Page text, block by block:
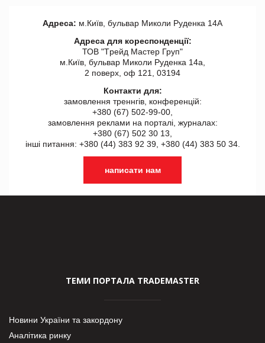
Адреса: м.Київ, бульвар Миколи Руденка 14А
Адреса для кореспонденції:
ТОВ "Tрейд Мастер Груп"
м.Київ, бульвар Миколи Руденка 14а,
2 поверх, оф 121, 03194
Контакти для:
замовлення треннгів, конференцій:
+380 (67) 502-99-00,
замовлення реклами на порталі, журналах:
+380 (67) 502 30 13,
інші питання: +380 (44) 383 92 39, +380 (44) 383 50 34.
написати нам
ТЕМИ ПОРТАЛА TRADEMASTER
Новини України та закордону
Аналітика ринку